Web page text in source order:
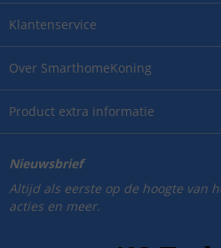
Over SmarthomeKoning
Product extra informatie
Klantenservice
Nieuwsbrief
Altijd als eerste op de hoogte van
acties en meer.